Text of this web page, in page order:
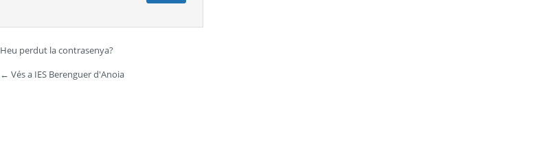
Heu perdut la contrasenya?
← Vés a IES Berenguer d'Anoia